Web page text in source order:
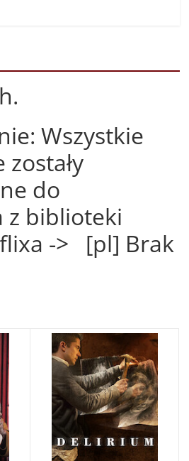
Wszystkie
zostały
do
z biblioteki
-> [pl] Brak